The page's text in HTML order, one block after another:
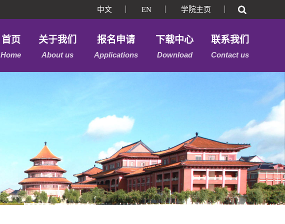
中文 EN 学院主页
首页
Home
关于我们
About us
报名申请
Applications
下载中心
Download
联系我们
Contact us